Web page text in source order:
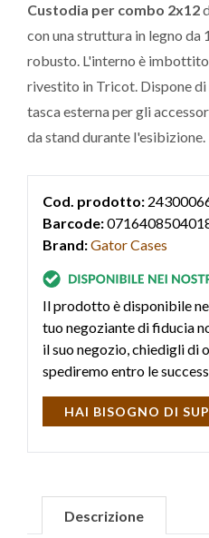
Custodia per combo 2x12
con una struttura in legno
robusto. L'interno è imbottito
rivestito in Tricot. Dispone
tasca esterna per gli
da stand durante l'esibizione.
Cod. prodotto:
Barcode:
Brand:Gator Cases
Il prodotto è disponibile
tuo negoziante di fiducia
il suo negozio, chiedigli di
spediremo entro le
HAI BISOGNO DI
Descrizione